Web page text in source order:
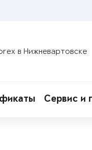
в Нижневартовске
Сервис и